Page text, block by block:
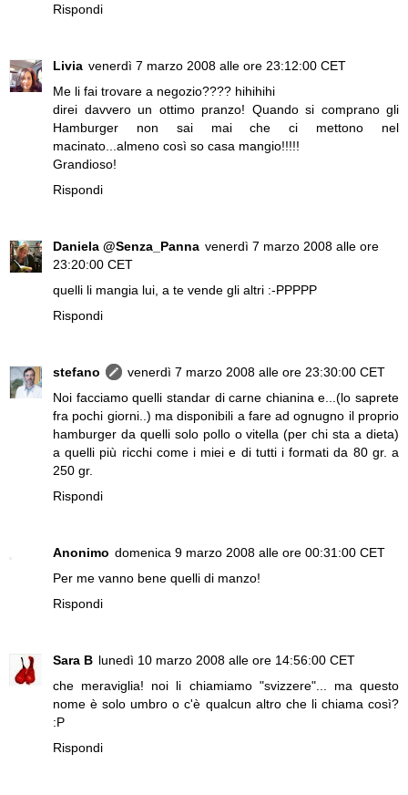
Rispondi
Livia venerdì 7 marzo 2008 alle ore 23:12:00 CET
Me li fai trovare a negozio???? hihihihi
direi davvero un ottimo pranzo! Quando si comprano gli
Hamburger non sai mai che ci mettono nel
macinato...almeno così so casa mangio!!!!!
Grandioso!
Rispondi
Daniela @Senza_Panna venerdì 7 marzo 2008 alle ore
23:20:00 CET
quelli li mangia lui, a te vende gli altri :-PPPPP
Rispondi
stefano
venerdì 7 marzo 2008 alle ore 23:30:00 CET
Noi facciamo quelli standar di carne chianina e...(lo saprete
fra pochi giorni..) ma disponibili a fare ad ognugno il proprio
hamburger da quelli solo pollo o vitella (per chi sta a dieta)
a quelli più ricchi come i miei e di tutti i formati da 80 gr. a
250 gr.
Rispondi
Anonimo domenica 9 marzo 2008 alle ore 00:31:00 CET
Per me vanno bene quelli di manzo!
Rispondi
Sara B lunedì 10 marzo 2008 alle ore 14:56:00 CET
che meraviglia! noi li chiamiamo "svizzere"... ma questo
nome è solo umbro o c'è qualcun altro che li chiama così?
:P
Rispondi